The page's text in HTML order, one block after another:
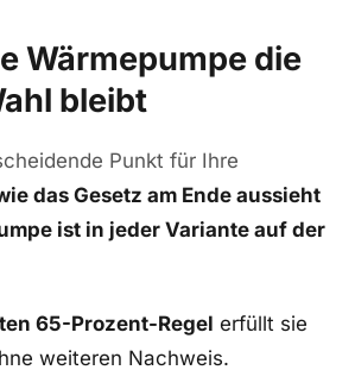
Wärmepumpe die
bleibt
Punkt für Ihre
das Gesetz am Ende aussieht
ist in jeder Variante auf der
65-Prozent-Regel erfüllt sie
weiteren Nachweis.